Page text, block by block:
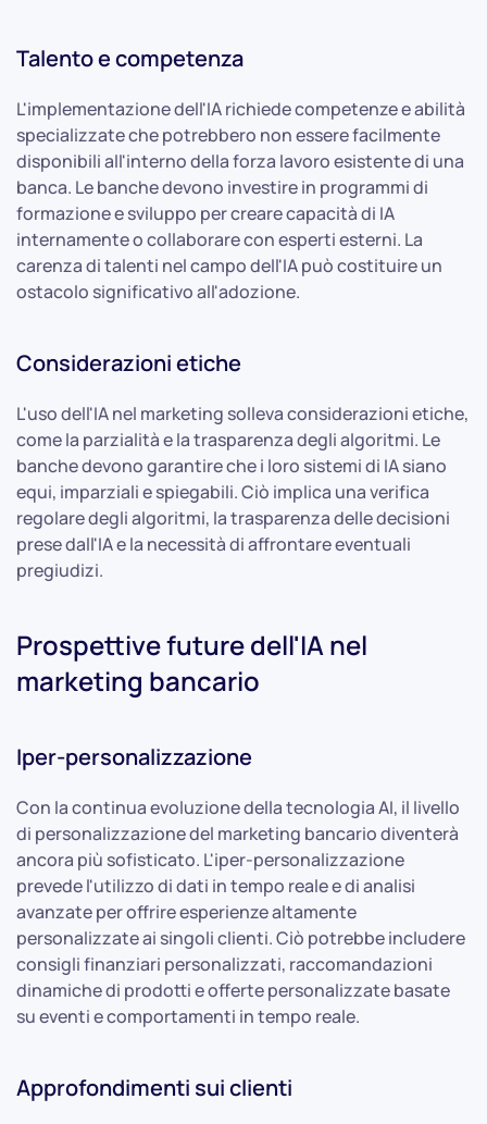
Talento e competenza
L'implementazione dell'IA richiede competenze e abilità
specializzate che potrebbero non essere facilmente
disponibili all'interno della forza lavoro esistente di una
banca. Le banche devono investire in programmi di
formazione e sviluppo per creare capacità di IA
internamente o collaborare con esperti esterni. La
carenza di talenti nel campo dell'IA può costituire un
ostacolo significativo all'adozione.
Considerazioni etiche
L'uso dell'IA nel marketing solleva considerazioni etiche,
come la parzialità e la trasparenza degli algoritmi. Le
banche devono garantire che i loro sistemi di IA siano
equi, imparziali e spiegabili. Ciò implica una verifica
regolare degli algoritmi, la trasparenza delle decisioni
prese dall'IA e la necessità di affrontare eventuali
pregiudizi.
Prospettive future dell'IA nel
marketing bancario
Iper-personalizzazione
Con la continua evoluzione della tecnologia AI, il livello
di personalizzazione del marketing bancario diventerà
ancora più sofisticato. L'iper-personalizzazione
prevede l'utilizzo di dati in tempo reale e di analisi
avanzate per offrire esperienze altamente
personalizzate ai singoli clienti. Ciò potrebbe includere
consigli finanziari personalizzati, raccomandazioni
dinamiche di prodotti e offerte personalizzate basate
su eventi e comportamenti in tempo reale.
Approfondimenti sui clienti